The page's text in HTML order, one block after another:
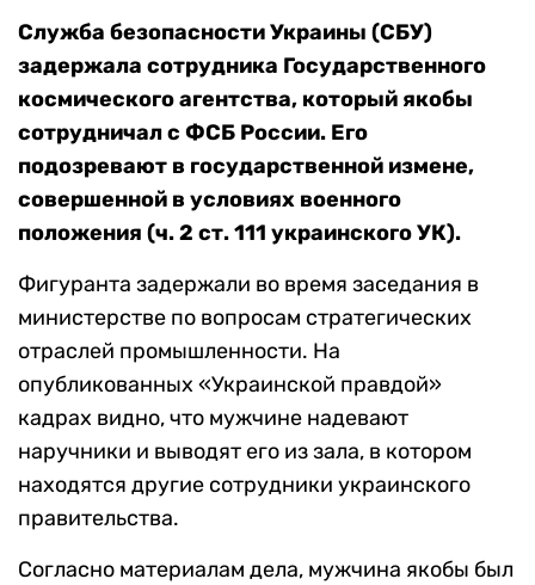
Служба безопасности Украины (СБУ)
задержала сотрудника Государственного
космического агентства, который якобы
сотрудничал с ФСБ России. Его
подозревают в государственной измене,
совершенной в условиях военного
положения (ч. 2 ст. 111 украинского УК).
Фигуранта задержали во время заседания в
министерстве по вопросам стратегических
отраслей промышленности. На
опубликованных «Украинской правдой»
кадрах видно, что мужчине надевают
наручники и выводят его из зала, в котором
находятся другие сотрудники украинского
правительства.
Согласно материалам дела, мужчина якобы был